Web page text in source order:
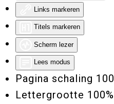
Links markeren
Titels markeren
Scherm lezer
Lees modus
Pagina schaling 100
Lettergrootte 100%